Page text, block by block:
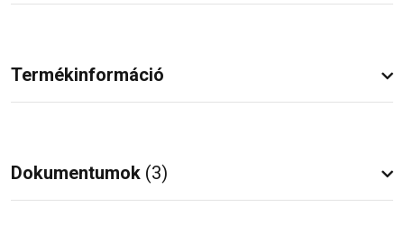
Termékinformáció
Dokumentumok (3)